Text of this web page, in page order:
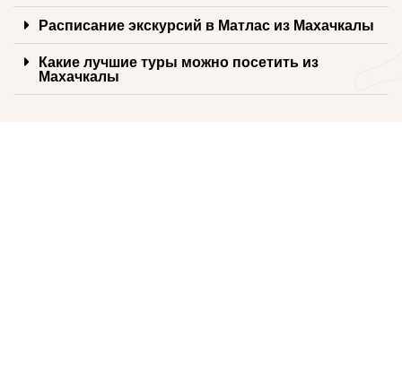
Расписание экскурсий в Матлас из Махачкалы
Какие лучшие туры можно посетить из
Махачкалы